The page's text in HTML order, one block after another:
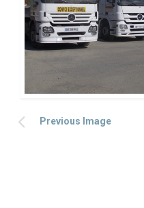
Previous Image